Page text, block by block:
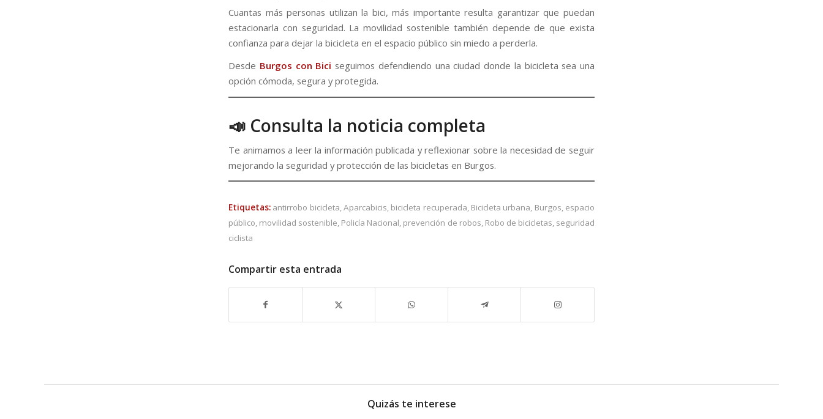
Cuantas más personas utilizan la bici, más importante resulta garantizar que puedan
estacionarla con seguridad. La movilidad sostenible también depende de que exista
confianza para dejar la bicicleta en el espacio público sin miedo a perderla.
Desde Burgos con Bici seguimos defendiendo una ciudad donde la bicicleta sea una
opción cómoda, segura y protegida.
📣 Consulta la noticia completa
Te animamos a leer la información publicada y reflexionar sobre la necesidad de seguir
mejorando la seguridad y protección de las bicicletas en Burgos.
Etiquetas: antirrobo bicicleta,Aparcabicis, bicicleta recuperada, Bicicleta urbana, Burgos, espacio
público, movilidad sostenible, Policía Nacional, prevención de robos, Robo de bicicletas, seguridad
ciclista
Compartir esta entrada
Quizás te interese